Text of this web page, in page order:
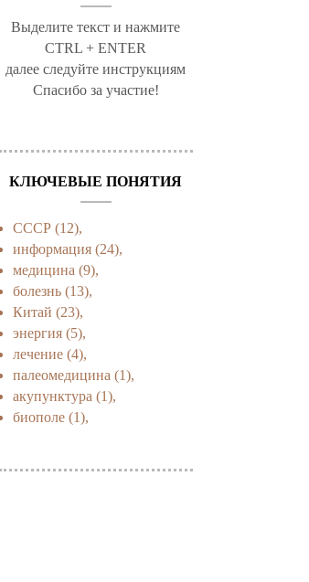
Выделите текст и нажмите
CTRL + ENTER
далее следуйте инструкциям
Спасибо за участие!
КЛЮЧЕВЫЕ ПОНЯТИЯ
СССР (12),
информация (24),
медицина (9),
болезнь (13),
Китай (23),
энергия (5),
лечение (4),
палеомедицина (1),
акупунктура (1),
биополе (1),